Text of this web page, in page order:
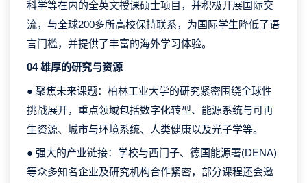
科学等在内的全英文授课硕士项目，并积极开展国际交
流，与全球200多所高校保持联系，为国际学生降低了语
言门槛，并提供了丰富的海外学习体验。
04 雄厚的研究与资源
● 聚焦未来课题：柏林工业大学的研究紧密围绕全球性
挑战展开，重点领域包括数字化转型、能源系统与可再
生资源、城市与环境系统、人类健康以及光子学等。
● 强大的产业链接：学校与西门子、德国能源署(DENA)
等众多知名企业及研究机构合作紧密，部分课程还会邀